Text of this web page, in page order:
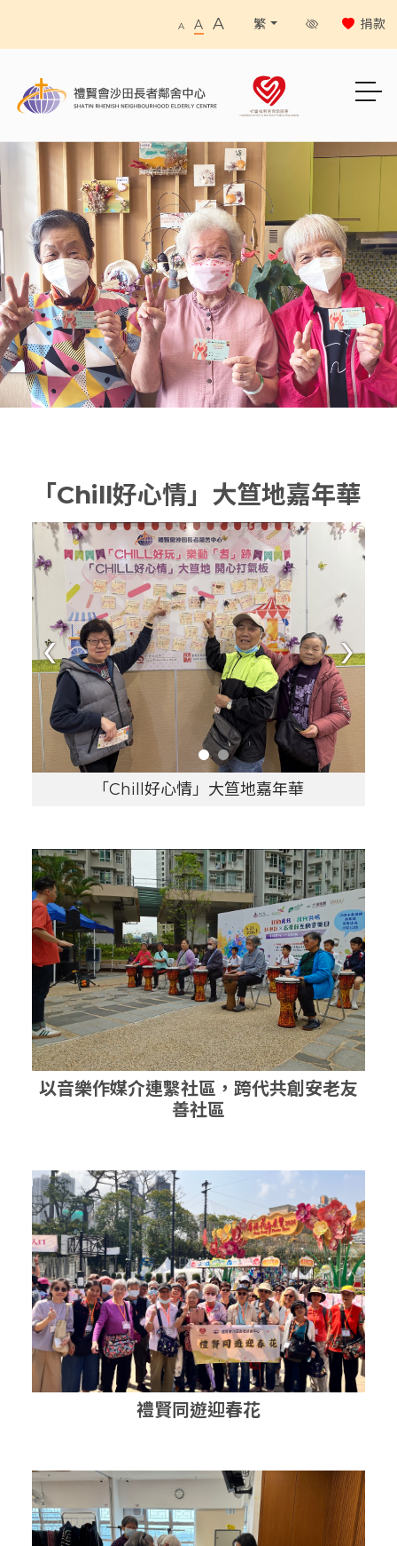
A A A 繁 捐款
「Chill好心情」大笪地嘉年華
「Chill好心情」大笪地嘉年華
‹ ›
以音樂作媒介連繫社區，跨代共創安老友
善社區
禮賢同遊迎春花